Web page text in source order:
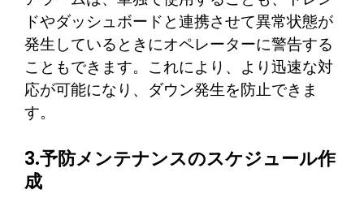
ドやダッシュボードと連携させて異常状態が
発生しているときにオペレーターに警告する
こともできます。これにより、より迅速な対
応が可能になり、ダウン発生を防止できま
す。
3.予防メンテナンスのスケジュール作
成